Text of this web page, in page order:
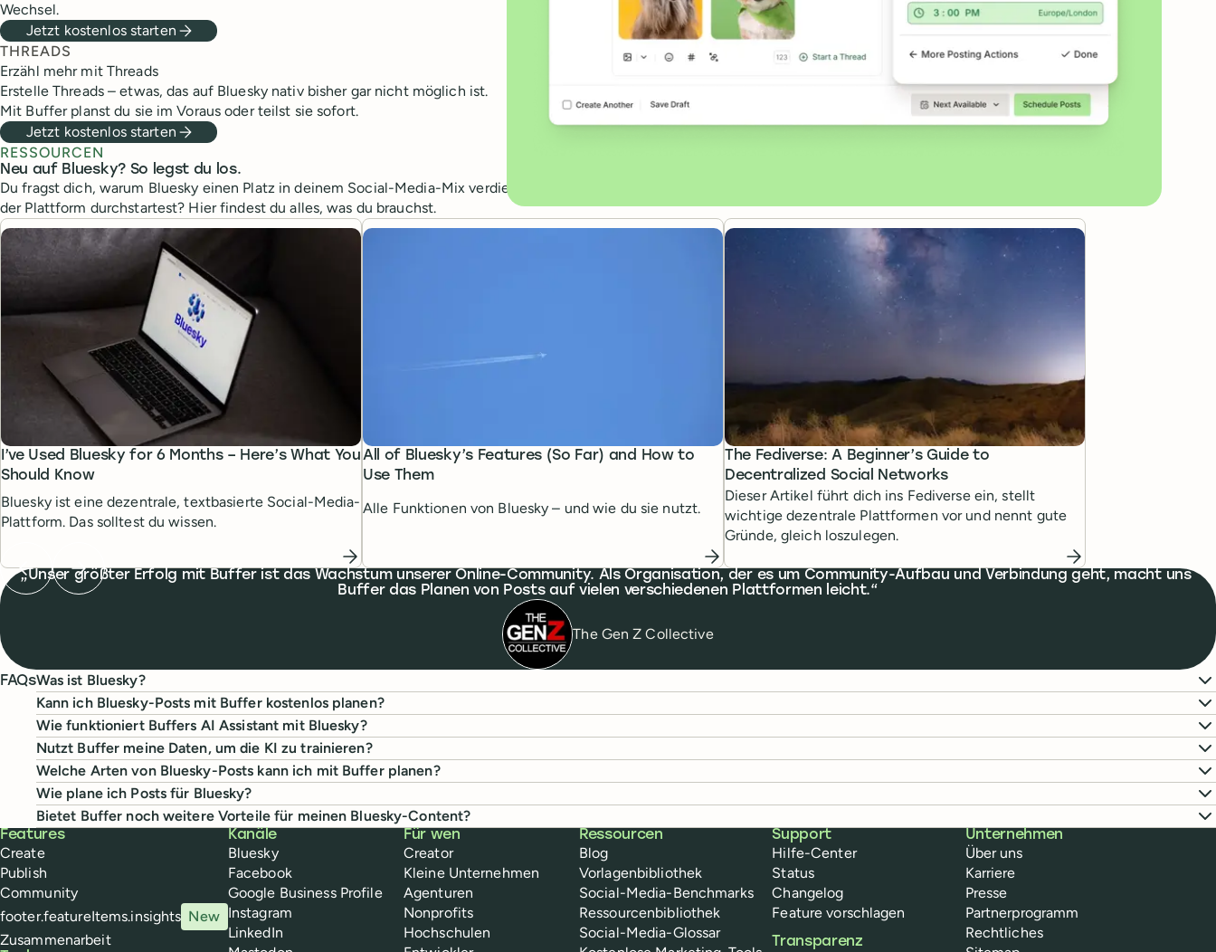
Wechsel.
Jetzt kostenlos starten
THREADS
Erzähl mehr mit Threads
Erstelle Threads – etwas, das auf Bluesky nativ bisher gar nicht möglich ist.
Mit Buffer planst du sie im Voraus oder teilst sie sofort.
Jetzt kostenlos starten
RESSOURCEN
Neu auf Bluesky? So legst du los.
Du fragst dich, warum Bluesky einen Platz in deinem Social-Media-Mix verdient und wie du auf
der Plattform durchstartest? Hier findest du alles, was du brauchst.
I’ve Used Bluesky for 6 Months – Here’s What You
Should Know
Bluesky ist eine dezentrale, textbasierte Social-Media-
Plattform. Das solltest du wissen.
All of Bluesky’s Features (So Far) and How to
Use Them
Alle Funktionen von Bluesky – und wie du sie nutzt.
The Fediverse: A Beginner’s Guide to
Decentralized Social Networks
Dieser Artikel führt dich ins Fediverse ein, stellt
wichtige dezentrale Plattformen vor und nennt gute
Gründe, gleich loszulegen.
What people are saying
Unser größter Erfolg mit Buffer ist das Wachstum unserer Online-Community. Als Organisation, der es um Community-Aufbau und Verbindung geht, macht uns
Buffer das Planen von Posts auf vielen verschiedenen Plattformen leicht.
The Gen Z Collective
Previous testimonial
Next testimonial
FAQsWas ist Bluesky?
Kann ich Bluesky-Posts mit Buffer kostenlos planen?
Wie funktioniert Buffers AI Assistant mit Bluesky?
Nutzt Buffer meine Daten, um die KI zu trainieren?
Welche Arten von Bluesky-Posts kann ich mit Buffer planen?
Wie plane ich Posts für Bluesky?
Bietet Buffer noch weitere Vorteile für meinen Bluesky-Content?
Buffer
Features
Create
Publish
Community
footer.featureItems.insights New
Zusammenarbeit
Kanäle
Bluesky
Facebook
Google Business Profile
Instagram
LinkedIn
Für wen
Creator
Kleine Unternehmen
Agenturen
Nonprofits
Hochschulen
Ressourcen
Blog
Vorlagenbibliothek
Social-Media-Benchmarks
Ressourcenbibliothek
Social-Media-Glossar
Support
Hilfe-Center
Status
Changelog
Feature vorschlagen
Transparenz
Unternehmen
Über uns
Karriere
Presse
Partnerprogramm
Rechtliches